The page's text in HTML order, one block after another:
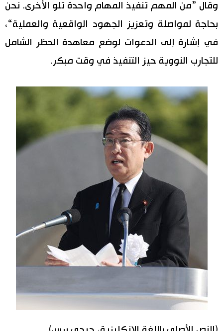
إعلان
وقال ”من المهم تنفيذ المهام واحدة تلو الأخرى. نحن
بحاجة لمواصلة وتعزيز الجهود الواقعية والعملية“،
في إشارة إلى الدعوات لوضع معاهدة الحظر الشامل
للتجارب النووية حيز التنفيذ في وقت مبكر.